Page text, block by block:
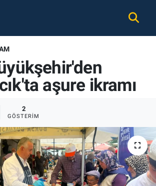
aşure ikramı
2
GÖSTERIM
Durumu ve Fikstür